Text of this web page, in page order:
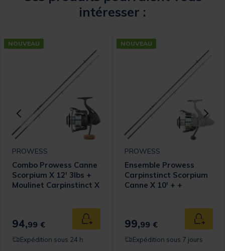
intéresser :
panier
NOUVEAU
PROWESS
Combo Prowess Canne
Scorpium X 12' 3lbs +
Moulinet Carpinstinct X
94,99 € Ajouter au panier
Expédition sous 24 h
NOUVEAU
PROWESS
Ensemble Prowess
Carpinstinct Scorpium
Canne X 10' + +
99,99 €
Expédition sous 7 jours